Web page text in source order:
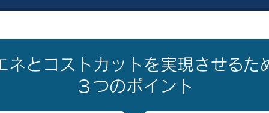
ネとコストカットを実現させるた
３つのポイント